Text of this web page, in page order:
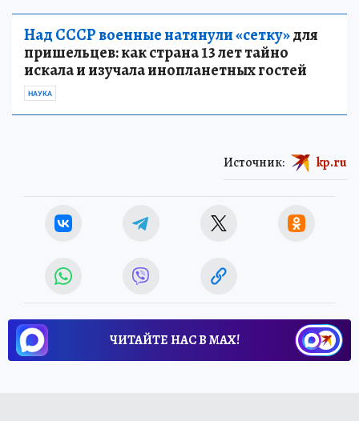
Над СССР военные натянули «сетку»для
пришельцев: как страна 13 лет тайно
искала и изучала инопланетных гостей
НАУКА
Источник: kp.ru
ЧИТАЙТЕ НАС В МАХ!